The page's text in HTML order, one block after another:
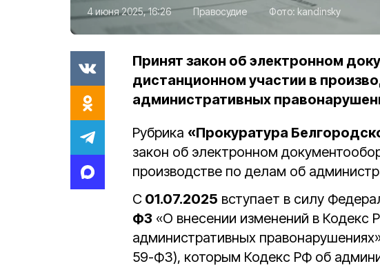
4 июня 2025, 16:26 Правосудие Фото: kandinsky
Принят закон об электронном
дистанционном участии в
административных
Рубрика «Прокуратура
закон об электронном
производстве по делам об
С 01.07.2025 вступает в силу
ФЗ «О внесении изменений в Кодекс
административных
59-ФЗ), которым Кодекс РФ об